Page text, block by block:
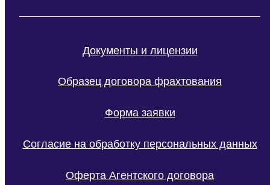
Документы и лицензии
Образец договора фрахтования
Форма заявки
Согласие на обработку персональных данных
Оферта Агентского договора